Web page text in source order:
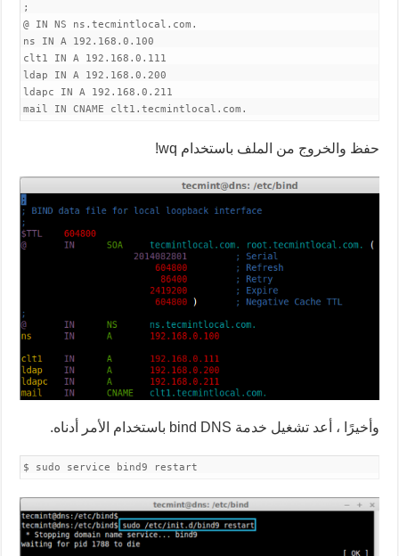
;
@ IN NS ns.tecmintlocal.com.
ns IN A 192.168.0.100
clt1 IN A 192.168.0.111
ldap IN A 192.168.0.200
ldapc IN A 192.168.0.211
mail IN CNAME clt1.tecmintlocal.com.
حفظ والخروج من الملف باستخدام wq!
وأخيرًا ، أعد تشغيل خدمة bind DNS باستخدام الأمر أدناه.
$ sudo service bind9 restart